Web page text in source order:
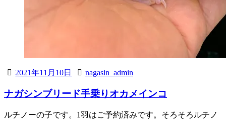
2021年11月10日 nagasin_admin
ナガシンブリード手乗りオカメインコ
ルチノーの子です。1羽はご予約済みです。そろそろルチノ